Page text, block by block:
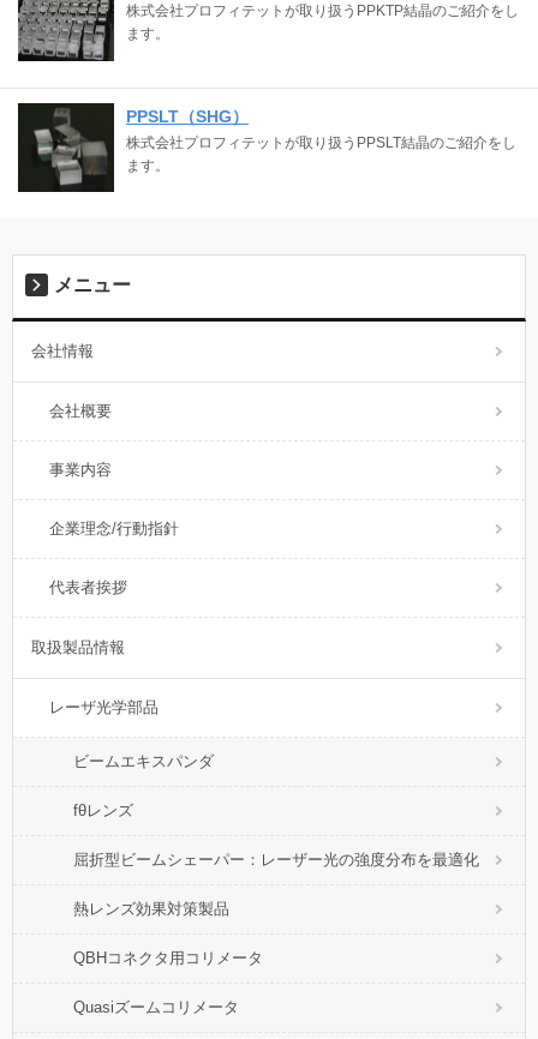
株式会社プロフィテットが取り扱うPPKTP結晶のご紹介をし
ます。
PPSLT（SHG）
株式会社プロフィテットが取り扱うPPSLT結晶のご紹介をし
ます。
メニュー
会社情報
会社概要
事業内容
企業理念/行動指針
代表者挨拶
取扱製品情報
レーザ光学部品
ビームエキスパンダ
fθレンズ
屈折型ビームシェーパー：レーザー光の強度分布を最適化
熱レンズ効果対策製品
QBHコネクタ用コリメータ
Quasiズームコリメータ